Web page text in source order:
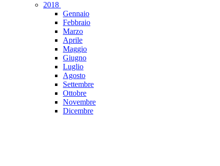
2018
Gennaio
Febbraio
Marzo
Aprile
Maggio
Giugno
Luglio
Agosto
Settembre
Ottobre
Novembre
Dicembre